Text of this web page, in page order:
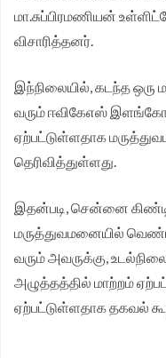
மா.சுப்பிரமணியன்
விசாரித்தனர்.
இந்நிலையில், கடந்த ஒரு
வரும் ஈவிகேஎஸ்
ஏற்பட்டுள்ளதாக
தெரிவித்துள்ளது.
இதன்படி, சென்னை
மருத்துவமனையில்
வரும் அவருக்கு,
அழுத்தத்தில் மாற்றம்
ஏற்பட்டுள்ளதாக தகவல்